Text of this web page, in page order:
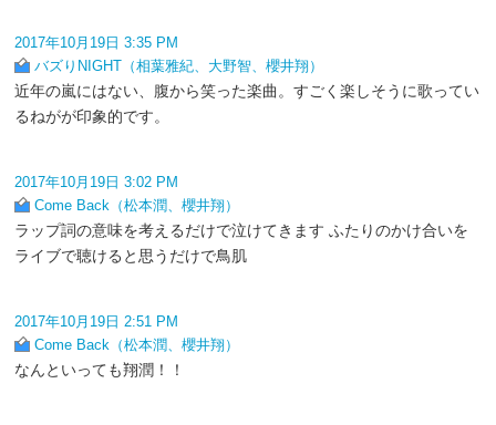
2017年10月19日 3:35 PM
バズりNIGHT（相葉雅紀、大野智、櫻井翔）
近年の嵐にはない、腹から笑った楽曲。すごく楽しそうに歌ってい
るねがが印象的です。
2017年10月19日 3:02 PM
Come Back（松本潤、櫻井翔）
ラップ詞の意味を考えるだけで泣けてきます ふたりのかけ合いを
ライブで聴けると思うだけで鳥肌
2017年10月19日 2:51 PM
Come Back（松本潤、櫻井翔）
なんといっても翔潤！！